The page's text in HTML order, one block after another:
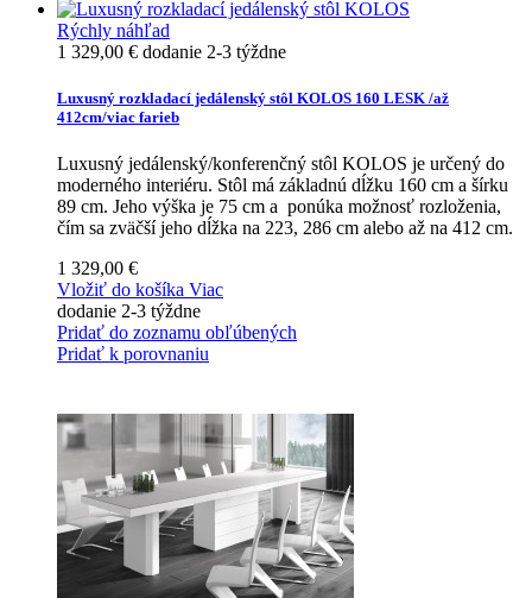
Rýchly náhľad
1 329,00 € dodanie 2-3 týždne
Luxusný rozkladací jedálenský stôl KOLOS 160 LESK /až
412cm/viac farieb
Luxusný jedálenský/konferenčný stôl KOLOS je určený do
moderného interiéru. Stôl má základnú dĺžku 160 cm a šírku
89 cm. Jeho výška je 75 cm a ponúka možnosť rozloženia,
čím sa zväčší jeho dĺžka na 223, 286 cm alebo až na 412 cm.
1 329,00 €
Vložiť do košíka Viac
dodanie 2-3 týždne
Pridať do zoznamu obľúbených
Pridať k porovnaniu